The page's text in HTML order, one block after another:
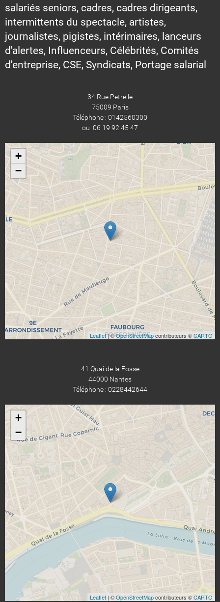
salariés seniors, cadres, cadres dirigeants,
intermittents du spectacle, artistes,
journalistes, pigistes, intérimaires, lanceurs
d'alertes, Influenceurs, Célébrités, Comités
d'entreprise, CSE, Syndicats, Portage salarial
34 Rue Petrelle
75009 Paris
Téléphone : 0142560300
ou 06 19 92 45 47
+
−
Leaflet| ©OpenStreetMapcontributeurs ©CARTO
41 Quai de la Fosse
44000 Nantes
Téléphone : 0228442644
+
−
Leaflet | ©OpenStreetMapcontributeurs ©CARTO